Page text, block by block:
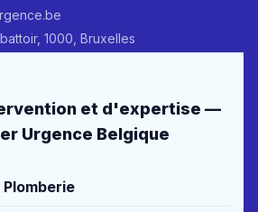
1000, Bruxelles
et d'expertise —
Urgence Belgique